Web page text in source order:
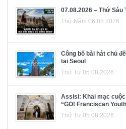
07.08.2026 – Thứ Sáu
Thứ Năm 06.08.2026
Công bố bài hát chủ
tại Seoul
Thứ Tư 05.08.2026
Assisi: Khai mạc
“GO! Franciscan
Thứ Tư 05.08.2026